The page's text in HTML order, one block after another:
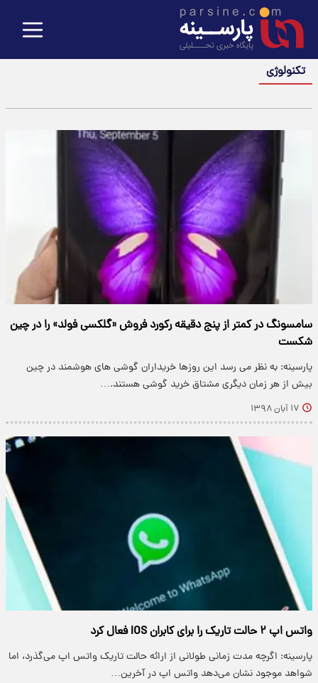
تکنولوژی
سامسونگ در کمتر از پنج دقیقه رکورد فروش «گلکسی فولد» را در چین
شکست
پارسینه: به نظر می رسد این روزها خریداران گوشی های هوشمند در چین
بیش از هر زمان دیگری مشتاق خرید گوشی هستند.…
۱۷ آبان ۱۳۹۸
واتس اپ ۲ حالت تاریک را برای کابران IOS فعال کرد
پارسینه: اگرچه مدت زمانی طولانی از ارائه حالت تاریک واتس اپ می‌گذرد، اما
شواهد موجود نشان می‌دهد واتس اپ در آخرین…